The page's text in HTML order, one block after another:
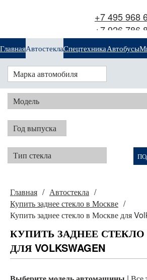
+7 495 968
+7 926 786
ГлавнаяАвтостеклаСпецтехникаАвтобусы
грузовики
Марка автомобиля
Модель
Год выпуска
Тип стекла
Главная
Автостекла
Купить заднее стекло в Москве
Купить заднее стекло в Москве для
КУПИТЬ ЗАДНЕЕ
ДЛЯ VOLKSWAGEN